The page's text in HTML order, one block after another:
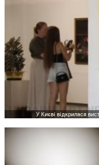
У Києві відкрилася